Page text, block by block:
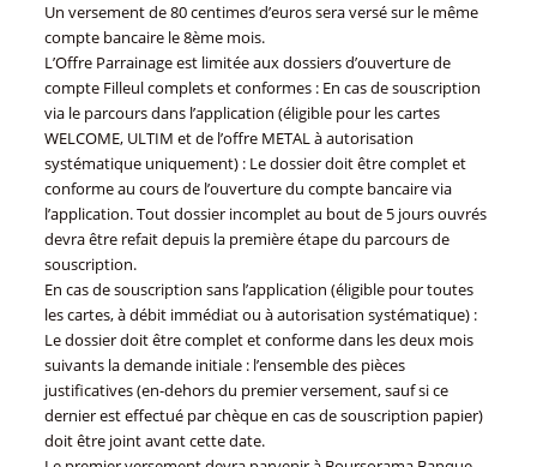
Un versement de 80 centimes d’euros sera versé sur le même
compte bancaire le 8ème mois.
L’Offre Parrainage est limitée aux dossiers d’ouverture de
compte Filleul complets et conformes : En cas de souscription
via le parcours dans l’application (éligible pour les cartes
WELCOME, ULTIM et de l’offre METAL à autorisation
systématique uniquement) : Le dossier doit être complet et
conforme au cours de l’ouverture du compte bancaire via
l’application. Tout dossier incomplet au bout de 5 jours ouvrés
devra être refait depuis la première étape du parcours de
souscription.
En cas de souscription sans l’application (éligible pour toutes
les cartes, à débit immédiat ou à autorisation systématique) :
Le dossier doit être complet et conforme dans les deux mois
suivants la demande initiale : l’ensemble des pièces
justificatives (en-dehors du premier versement, sauf si ce
dernier est effectué par chèque en cas de souscription papier)
doit être joint avant cette date.